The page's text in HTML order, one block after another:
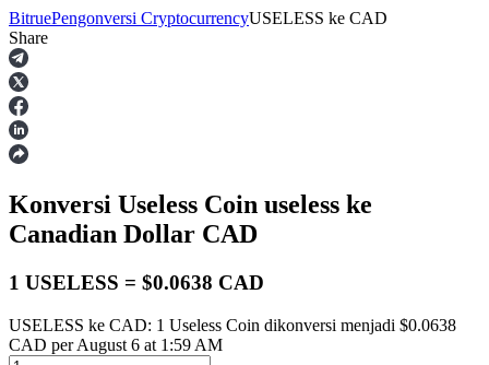
Berjangka
USDT Berjangka
BitruePengonversi CryptocurrencyUSELESS ke CAD
Share
Konversi Useless Coin useless ke
Canadian Dollar CAD
1 USELESS = $0.0638 CAD
USELESS ke CAD: 1 Useless Coin dikonversi menjadi $0.0638
CAD per August 6 at 1:59 AM